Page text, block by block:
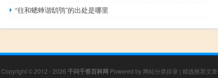
“往和蟋蟀谐鸱鸮”的出处是哪里
Copyright © 2012 - 2026 千问千答百科网 Powered by 网站分类目录 | 精选推荐文章